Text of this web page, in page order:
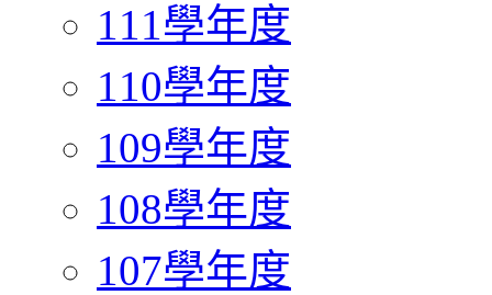
111學年度
110學年度
109學年度
108學年度
107學年度